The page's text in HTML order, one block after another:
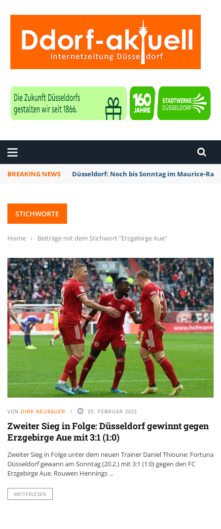
BREAKING NEWS Düsseldorf: Noch bis Sonntag im Maurice-
STICHWORTE
Home › Beiträge mit dem Stichwort "Erzgebirge Aue"
VON DIRK NEUBAUER 20. FEBRUAR 2022
Zweiter Sieg in Folge: Düsseldorf gewinnt gegen
Erzgebirge Aue mit 3:1 (1:0)
Zweiter Sieg in Folge unter dem neuen Trainer Daniel Thioune: Fortuna
Düsseldorf gewann am Sonntag (20.2.) mit 3:1 (1:0) gegen den FC
Erzgebirge Aue. Rouwen Hennings ...
WEITERLESEN